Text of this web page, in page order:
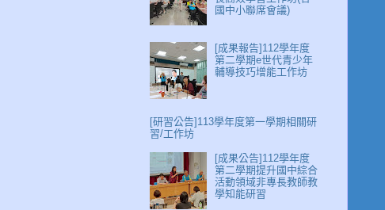
國中小聯席會議)
[成果報告]112學年度
第二學期e世代青少年
輔導技巧增能工作坊
[研習公告]113學年度第一學期相關研
習/工作坊
[成果公告]112學年度
第二學期提升國中綜合
活動領域非專長教師教
學知能研習